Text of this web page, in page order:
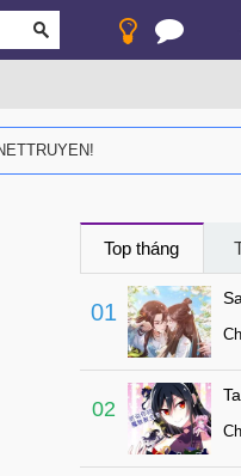
Top tháng
01
02